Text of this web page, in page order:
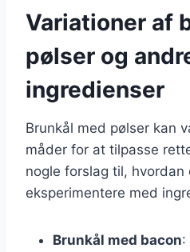
Variationer af
pølser og
ingredienser
Brunkål med pølser kan
måder for at tilpasse
nogle forslag til, hvordan
eksperimentere med
Brunkål med bacon: